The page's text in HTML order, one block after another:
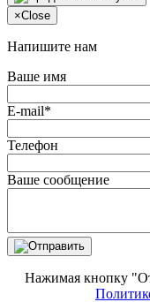
×Close
Напишите нам
Ваше имя
E-mail*
Телефон
Ваше сообщение
Нажимая кнопку